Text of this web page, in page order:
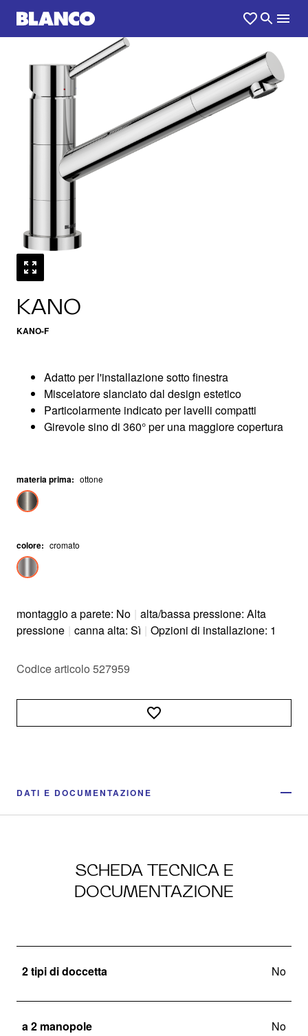
KANO
KANO-F
1
Adatto per l'installazione sotto finestra
Miscelatore slanciato dal design estetico
Particolarmente indicato per lavelli compatti
Girevole sino di 360° per una maggiore copertura
materia prima: ottone
colore: cromato
montaggio a parete: No | alta/bassa pressione: Alta
pressione | canna alta: Sì | Opzioni di installazione: 1
Codice articolo 527959
DATI E DOCUMENTAZIONE
SCHEDA TECNICA E
DOCUMENTAZIONE
2 tipi di doccetta No
a 2 manopole No